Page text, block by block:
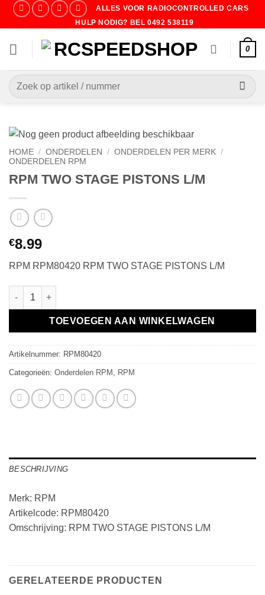
ALLES VOOR RADIOCONTROLLED CARS
HULP NODIG? BEL 0492 538119
0
Zoeken
naar:
HOME / ONDERDELEN / ONDERDELEN PER MERK /
ONDERDELEN RPM
RPM TWO STAGE PISTONS L/M
€8.99
RPM RPM80420 RPM TWO STAGE PISTONS L/M
RPM TWO STAGE PISTONS L/M aantal
TOEVOEGEN AAN WINKELWAGEN
Artikelnummer: RPM80420
Categorieën: Onderdelen RPM RPM
BESCHRIJVING
Merk: RPM
Artikelcode: RPM80420
Omschrijving: RPM TWO STAGE PISTONS L/M
GERELATEERDE PRODUCTEN